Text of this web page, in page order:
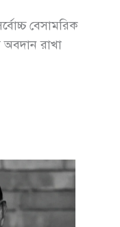
বেসামরিক
অবদান রাখা